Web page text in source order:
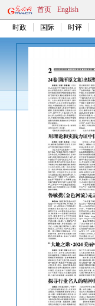
首页 English
时政 国际 时评